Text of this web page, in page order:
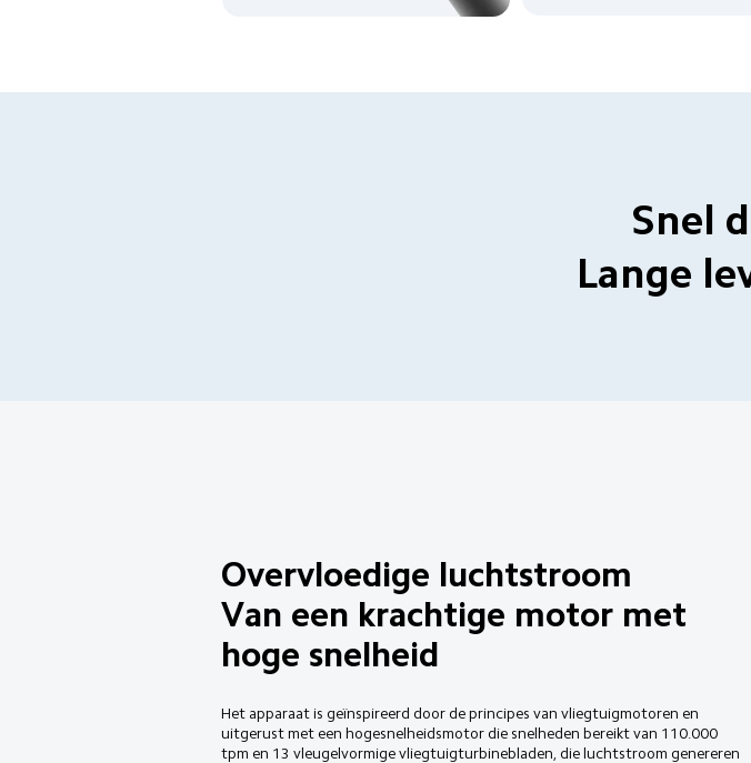
Snel
Lange
Overvloedige luchtstroom
Van een krachtige motor met
hoge snelheid
Het apparaat is geïnspireerd door de principes van vliegtuigmotoren en
uitgerust met een hogesnelheidsmotor die snelheden bereikt van 110.000
tpm en 13 vleugelvormige vliegtuigturbinebladen, die luchtstroom genereren